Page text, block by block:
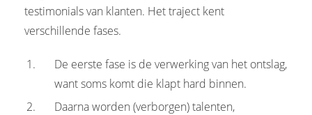
testimonials van klanten. Het traject kent
verschillende fases.
De eerste fase is de verwerking van het ontslag,
want soms komt die klapt hard binnen.
Daarna worden (verborgen) talenten,